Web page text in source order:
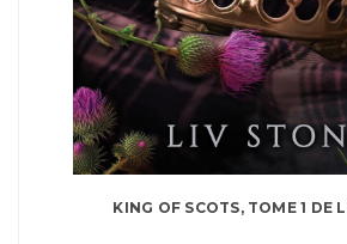
KING OF SCOTS, TOME 1 DE